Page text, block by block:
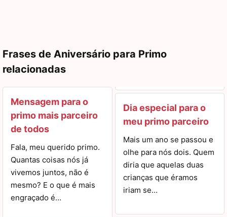
Frases de Aniversário para Primo
relacionadas
Mensagem para o
primo mais parceiro
de todos
Fala, meu querido primo.
Quantas coisas nós já
vivemos juntos, não é
mesmo? E o que é mais
engraçado é…
Dia especial para o
meu primo parceiro
Mais um ano se passou e
olhe para nós dois. Quem
diria que aquelas duas
crianças que éramos
iriam se…